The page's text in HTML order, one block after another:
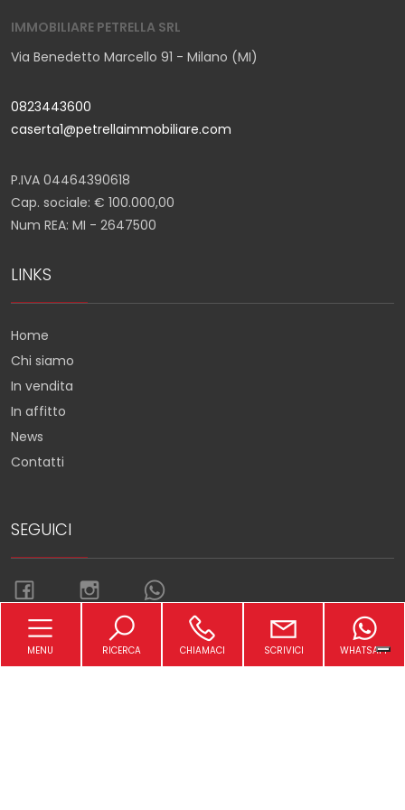
IMMOBILIARE PETRELLA SRL
Via Benedetto Marcello 91 - Milano (MI)
0823443600
caserta1@petrellaimmobiliare.com
P.IVA 04464390618
Cap. sociale: € 100.000,00
Num REA: MI - 2647500
LINKS
Home
Chi siamo
In vendita
In affitto
News
Contatti
SEGUICI
Torna su
MENU RICERCA CHIAMACI SCRIVICI WHATSAPP